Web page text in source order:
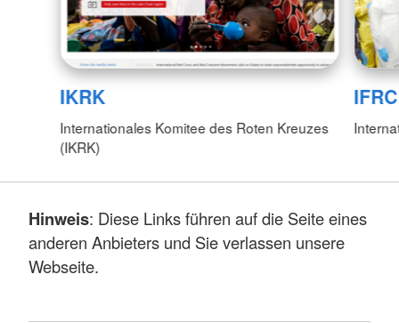
IKRK
Internationales Komitee des Roten Kreuzes
(IKRK)
IFRC
Hinweis: Diese Links führen auf die Seite eines
anderen Anbieters und Sie verlassen unsere
Webseite.